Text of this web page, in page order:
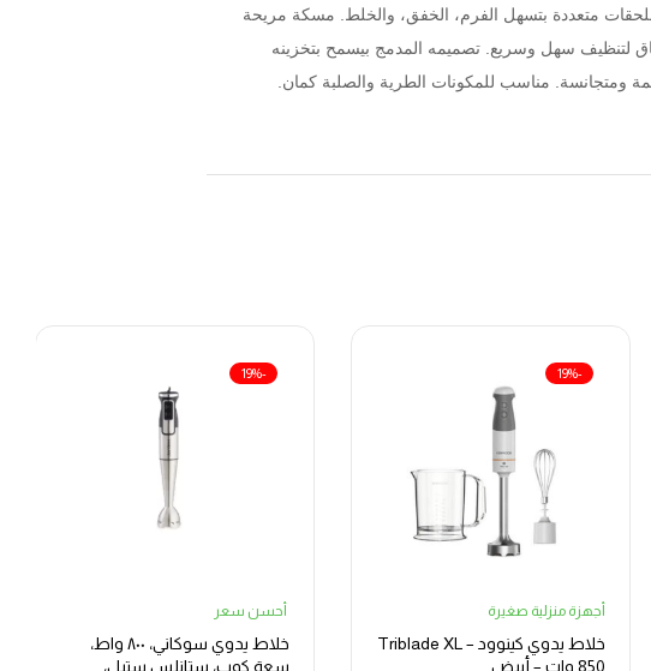
كل احتياجات المطبخ. مزود بملحقات متعددة بتسهل الفرم، الخفق، والخلط. مسكة مريحة
لتنظيف سهل وسريع. تصميمه المدمج بيسمح بتخزينه
ومتجانسة. مناسب للمكونات الطرية والصلبة كمان.
-19%
أجهزة منزلية صغيرة
خلاط يدوي كينوود Triblade XL –
850 وات – أبيض
-19%
أحسن سعر
خلاط يدوي سوكاني، ٨٠٠ واط،
سعة كوب، ستانلس ستيل،